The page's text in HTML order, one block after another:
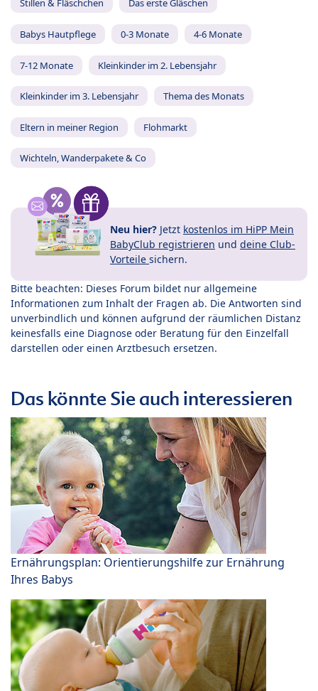
Stillen & Fläschchen Das erste Gläschen
Babys Hautpflege 0-3 Monate 4-6 Monate
7-12 Monate Kleinkinder im 2. Lebensjahr
Kleinkinder im 3. Lebensjahr Thema des Monats
Eltern in meiner Region Flohmarkt
Wichteln, Wanderpakete & Co
Neu hier? Jetzt kostenlos im HiPP Mein
BabyClub registrieren und deine Club-
Vorteile sichern.
Bitte beachten: Dieses Forum bildet nur allgemeine
Informationen zum Inhalt der Fragen ab. Die Antworten sind
unverbindlich und können aufgrund der räumlichen Distanz
keinesfalls eine Diagnose oder Beratung für den Einzelfall
darstellen oder einen Arztbesuch ersetzen.
Das könnte Sie auch interessieren
Ernährungsplan: Orientierungshilfe zur Ernährung
Ihres Babys